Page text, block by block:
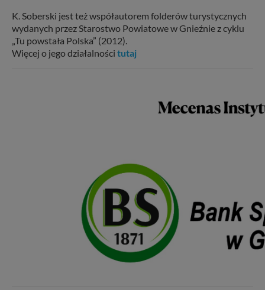
K. Soberski jest też współautorem folderów turystycznych
wydanych przez Starostwo Powiatowe w Gnieźnie z cyklu
„Tu powstała Polska” (2012).
Więcej o jego działalności tutaj